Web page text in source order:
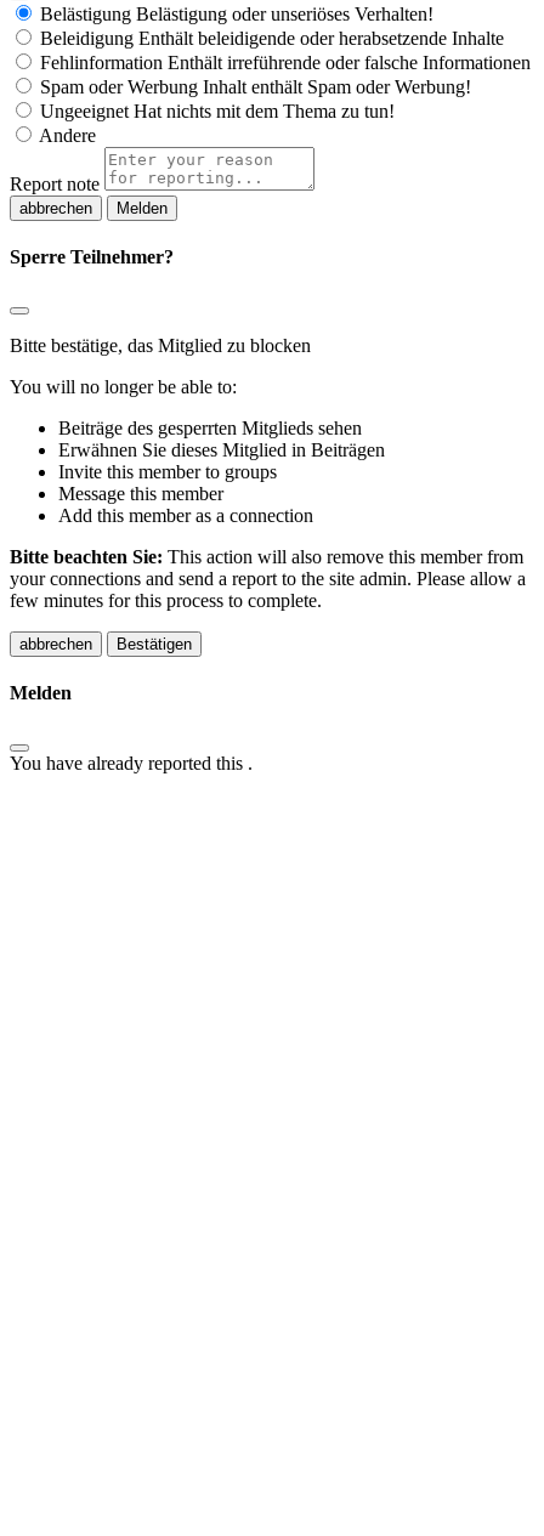
Belästigung Belästigung oder unseriöses Verhalten!
Beleidigung Enthält beleidigende oder herabsetzende Inhalte
Fehlinformation Enthält irreführende oder falsche Informationen
Spam oder Werbung Inhalt enthält Spam oder Werbung!
Ungeeignet Hat nichts mit dem Thema zu tun!
Andere
Report note
Melden
Sperre Teilnehmer?
Bitte bestätige, das Mitglied zu blocken
You will no longer be able to:
Beiträge des gesperrten Mitglieds sehen
Erwähnen Sie dieses Mitglied in Beiträgen
Invite this member to groups
Message this member
Add this member as a connection
Bitte beachten Sie: This action will also remove this member from
your connections and send a report to the site admin. Please allow a
few minutes for this process to complete.
Bestätigen
Melden
You have already reported this .